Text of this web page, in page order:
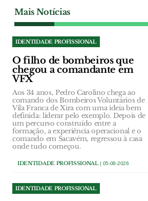
Mais Notícias
IDENTIDADE PROFISSIONAL
O filho de bombeiros que
chegou a comandante em
VFX
Aos 34 anos, Pedro Carolino chega ao
comando dos Bombeiros Voluntários de
Vila Franca de Xira com uma ideia bem
definida: liderar pelo exemplo. Depois de
um percurso construído entre a
formação, a experiência operacional e o
comando em Sacavém, regressou à casa
onde tudo começou.
IDENTIDADE PROFISSIONAL| 05-08-2026
IDENTIDADE PROFISSIONAL